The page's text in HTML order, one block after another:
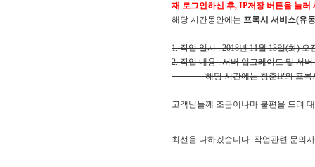
재 로그인하신 후, ​IP저장 버튼을 눌러
해당 시간동안에는 프록시 서비스(유
1. 작업 일시 : 2018년 11월 13일(화) 오
2. 작업 내용 : 서버 업그레이드 및 서
해당 시간에는 청춘IP의 프록시
고객님들께 조금이나마 불편을 드려
최선을 다하겠습니다. 작업관련 문의